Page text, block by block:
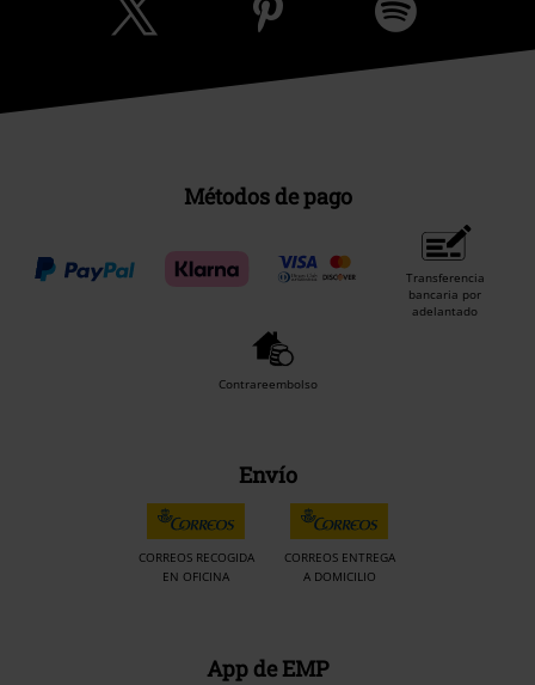
Métodos de pago
Transferencia
bancaria por
adelantado
Contrareembolso
Envío
CORREOS RECOGIDA
EN OFICINA
CORREOS ENTREGA
A DOMICILIO
App de EMP